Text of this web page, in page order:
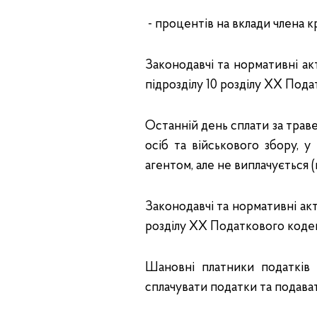
- процентів на вклади члена
Законодавчі та нормативні
підрозділу 10 розділу XX
Останній день сплати за
осіб та військового збору,
агентом, але не виплачується
Законодавчі та нормативні
розділу XX Податкового
Шановні платники
сплачувати податки та